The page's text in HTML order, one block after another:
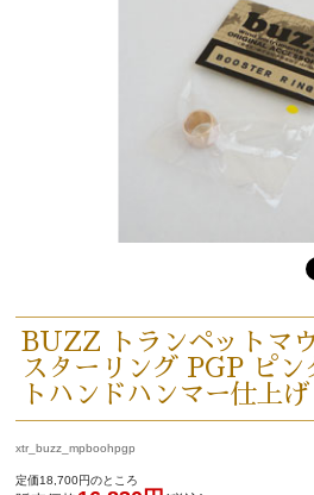
BUZZ トランペットマ
スターリング PGP ピン
トハンドハンマー仕上げ
xtr_buzz_mpboohpgp
定価18,700円のところ